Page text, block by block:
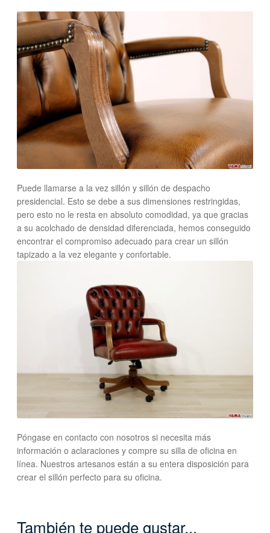
Puede llamarse a la vez sillón y sillón de despacho
presidencial. Esto se debe a sus dimensiones restringidas,
pero esto no le resta en absoluto comodidad, ya que gracias
a su acolchado de densidad diferenciada, hemos conseguido
encontrar el compromiso adecuado para crear un sillón
tapizado a la vez elegante y confortable.
Póngase en contacto con nosotros si necesita más
información o aclaraciones y compre su silla de oficina en
línea. Nuestros artesanos están a su entera disposición para
crear el sillón perfecto para su oficina.
También te puede gustar...